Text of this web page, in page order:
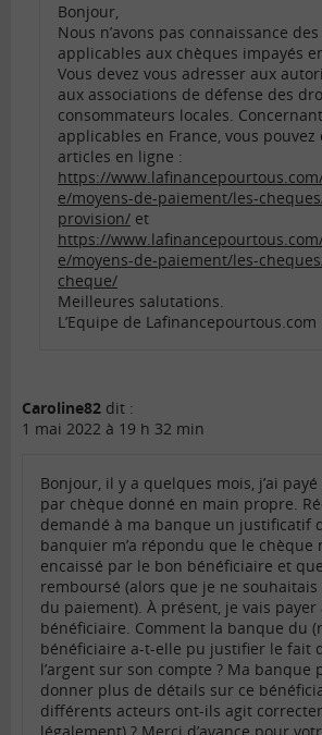
Bonjour,
Nous n’avons pas connaissance
applicables aux chèques impayés
Vous devez vous adresser aux
aux associations de défense des
consommateurs locales.
applicables en France, vous
articles en ligne :
https://
e/moyens-de-paiement/les-
provision/ et
https://
e/moyens-de-paiement/les-
cheque/
Meilleures salutations.
L’Equipe de Lafinancepourtous.com
Caroline82 dit :
1 mai 2022 à 19 h 32 min
Bonjour, il y a quelques mois, j’ai
par chèque donné en main propre.
demandé à ma banque un justificatif
banquier m’a répondu que le chèque
encaissé par le bon bénéficiaire et
remboursé (alors que je ne souhaitais
du paiement). À présent, je vais payer
bénéficiaire. Comment la banque du
bénéficiaire a-t-elle pu justifier le fait
l’argent sur son compte ? Ma banque
donner plus de détails sur ce
différents acteurs ont-ils agit